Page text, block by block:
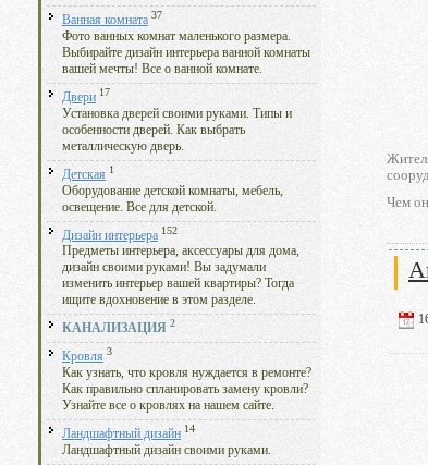
Ванная комната 37
Фото ванных комнат маленького размера.
Выбирайте дизайн интерьера ванной комнаты
вашей мечты! Все о ванной комнате.
Двери 17
Установка дверей своими руками. Типы и
особенности дверей. Как выбрать
металлическую дверь.
Детская 1
Оборудование детской комнаты, мебель,
освещение. Все для детской.
Дизайн интерьера 152
Предметы интерьера, аксессуары для дома,
дизайн своими руками! Вы задумали
изменить интерьер вашей квартиры? Тогда
ищите вдохновение в этом разделе.
КАНАЛИЗАЦИЯ 2
Кровля 3
Как узнать, что кровля нуждается в ремонте?
Как правильно спланировать замену кровли?
Узнайте все о кровлях на нашем сайте.
Ландшафтный дизайн 14
Ландшафтный дизайн своими руками.
Чем